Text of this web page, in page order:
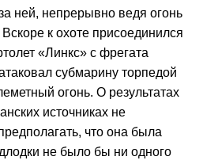
ней, непрерывно ведя огонь
к охоте присоединился
«Линкс» с фрегата
субмарину торпедой
огонь. О результатах
источниках не
что она была
не было бы ни одного